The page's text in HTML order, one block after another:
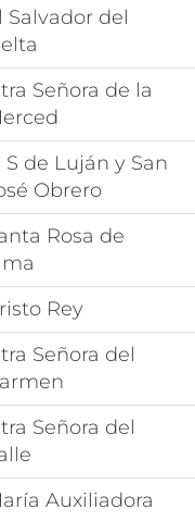
Salvador del
Señora de la
S de Luján y San
Obrero
Rosa de
Rey
Señora del
Señora del
Auxiliadora